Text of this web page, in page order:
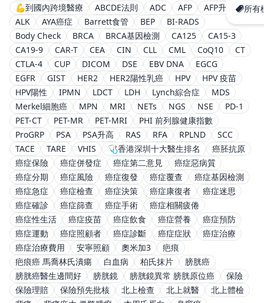
所有
💪到國內跨境醫療 ABCDE法則 ADC AFP
AFP升高
ALK
AYA癌症 Barrett食管 BEP
BI-RADS
Body Check
BRCA BRCA基因檢測 CA125
CA15-3
CA19-9
CAR-T CEA CIN CLL CML CoQ10
CT
CTLA-4
CUP DICOM DSE EBV DNA
EGCG
EGFR
GIST HER2 HER2陽性乳癌 HPV
HPV 疫苗
HPV陽性
IPMN LDCT LDH Lynch綜合症
MDS
Merkel細胞癌
MPN MRI NETs NGS NSE
PD-1
PET-CT
PET-MR PET-MRI
PHI 前列腺健康指數
ProGRP
PSA PSA升高 RAS RFA RPLND
SCC
TACE
TARE VHIS 🩺香港深圳十大醫生排名
癌胚抗原
癌症保險
癌症併發症 癌症第二意見
癌症惡病質
癌症分期
癌症風險 癌症復發 癌症覆查
癌症基因檢測
癌症急症
癌症檢查 癌症決策 癌症康復者
癌症迷思
癌症確診
癌症篩查 癌症手術
癌症相關疲倦
癌症性生活
癌症疫苗 癌症飲食 癌症營養
癌症預防
癌症運動
癌症照顧者 癌症診斷 癌症症狀
癌症治療
癌症治療費用
安寧照顧 奧米加3
疤痕
疤痕癌 馬喬林氏潰瘍
白血病 柏氏抹片
膀胱癌
膀胱癌醫生邊間好
膀胱鏡 膀胱鏡異常 膀胱原位癌
保險
保險理賠
保險預先批核 北上檢查 北上就醫
北上體檢